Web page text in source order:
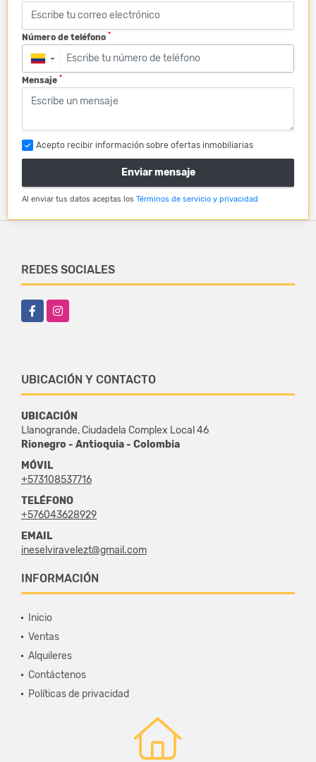
Número de teléfono *
▼
Mensaje *
Acepto recibir información sobre ofertas inmobiliarias
Enviar mensaje
Al enviar tus datos aceptas los Términos de servicio y privacidad
REDES SOCIALES
FacebookInstagram
UBICACIÓN Y CONTACTO
UBICACIÓN
Llanogrande, Ciudadela Complex Local 46
Rionegro - Antioquia - Colombia
MÓVIL
+573108537716
TELÉFONO
+576043628929
EMAIL
ineselviravelezt@gmail.com
INFORMACIÓN
Inicio
Ventas
Alquileres
Contáctenos
Políticas de privacidad